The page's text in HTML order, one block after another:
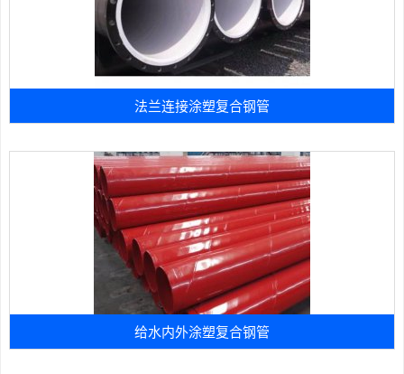
法兰连接涂塑复合钢管
给水内外涂塑复合钢管